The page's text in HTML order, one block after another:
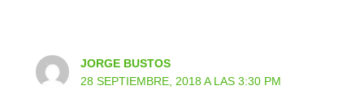
JORGE BUSTOS
28 SEPTIEMBRE, 2018 A LAS 3:30 PM